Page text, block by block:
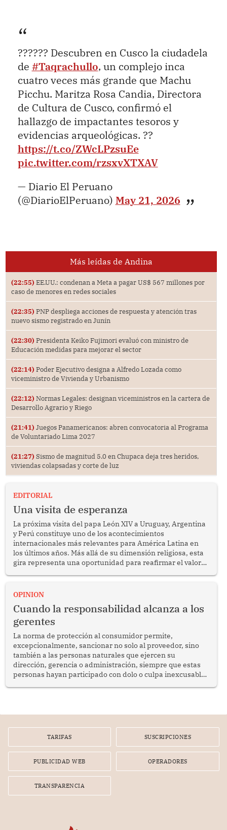
?????? Descubren en Cusco la ciudadela
de #Taqrachullo, un complejo inca
cuatro veces más grande que Machu
Picchu. Maritza Rosa Candia, Directora
de Cultura de Cusco, confirmó el
hallazgo de impactantes tesoros y
evidencias arqueológicas. ??
https://t.co/ZWcLPzsuEe
pic.twitter.com/rzsxvXTXAV
— Diario El Peruano
(@DiarioElPeruano) May 21, 2026
Más leídas de Andina
(22:55) EE.UU.: condenan a Meta a pagar US$ 567 millones por
caso de menores en redes sociales
(22:35) PNP despliega acciones de respuesta y atención tras
nuevo sismo registrado en Junín
(22:30) Presidenta Keiko Fujimori evaluó con ministro de
Educación medidas para mejorar el sector
(22:14) Poder Ejecutivo designa a Alfredo Lozada como
viceministro de Vivienda y Urbanismo
(22:12) Normas Legales: designan viceministros en la cartera de
Desarrollo Agrario y Riego
(21:41) Juegos Panamericanos: abren convocatoria al Programa
de Voluntariado Lima 2027
(21:27) Sismo de magnitud 5.0 en Chupaca deja tres heridos,
viviendas colapsadas y corte de luz
EDITORIAL
Una visita de esperanza
La próxima visita del papa León XIV a Uruguay, Argentina
y Perú constituye uno de los acontecimientos
internacionales más relevantes para América Latina en
los últimos años. Más allá de su dimensión religiosa, esta
gira representa una oportunidad para reafirmar el valor
enfrenta desafíos en materia de desarrollo, cohesión
OPINION
Cuando la responsabilidad alcanza a los
gerentes
La norma de protección al consumidor permite,
excepcionalmente, sancionar no solo al proveedor, sino
también a las personas naturales que ejercen su
dirección, gerencia o administración, siempre que estas
personas hayan participado con dolo o culpa inexcusable
por la frustrada realización de un meet and greet con
TARIFAS SUSCRIPCIONES
PUBLICIDAD WEB OPERADORES
TRANSPARENCIA